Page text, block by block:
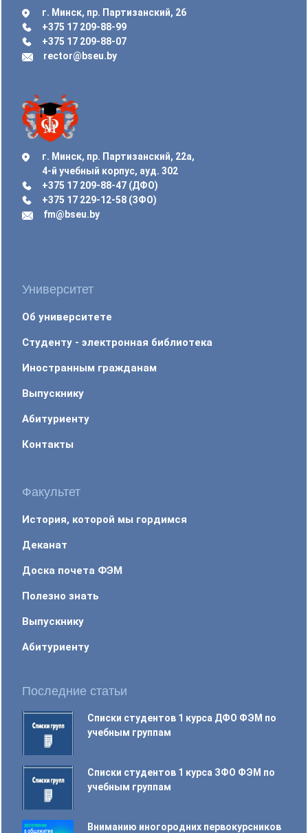
г. Минск, пр. Партизанский, 26
+375 17 209-88-99
+375 17 209-88-07
rector@bseu.by
г. Минск, пр. Партизанский, 22а,
4-й учебный корпус, ауд. 302
+375 17 209-88-47 (ДФО)
+375 17 229-12-58 (ЗФО)
fm@bseu.by
Университет
Об университете
Студенту - электронная библиотека
Иностранным гражданам
Выпускнику
Абитуриенту
Контакты
Факультет
История, которой мы гордимся
Деканат
Доска почета ФЭМ
Полезно знать
Выпускнику
Абитуриенту
Последние статьи
Списки студентов 1 курса ДФО ФЭМ по
учебным группам
Списки студентов 1 курса ЗФО ФЭМ по
учебным группам
Вниманию иногородних первокурсников